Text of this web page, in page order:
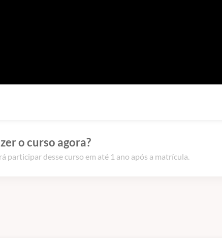
o curso agora?
participar desse curso em até 1 ano após a matrícula.